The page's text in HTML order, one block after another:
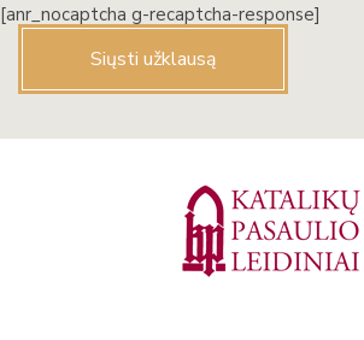
[anr_nocaptcha g-recaptcha-response]